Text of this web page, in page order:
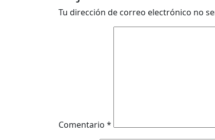
Tu dirección de correo electrónico no
Comentario *